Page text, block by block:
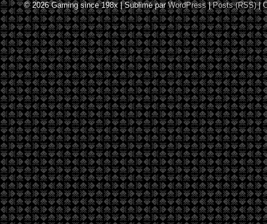
© 2026Gaming since 198x|Sublimé parWordPress|Posts (RSS)|